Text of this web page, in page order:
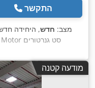
התקשר
מצב: חדש, היחידה
מודעה קטנה